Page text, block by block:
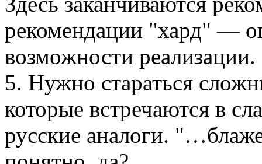
рекомендации "хард" —
возможности реализации.
5. Нужно стараться
которые встречаются в
русские аналоги.